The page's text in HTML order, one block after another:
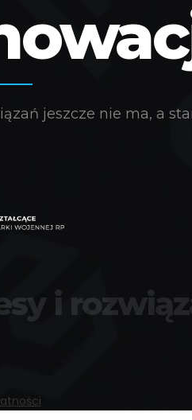
jeszcze nie ma, a
i